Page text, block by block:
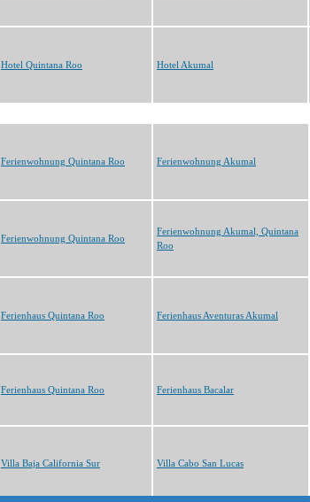
Hotel Quintana Roo Hotel Akumal
Ferienwohnung Quintana Roo Ferienwohnung Akumal
Ferienwohnung Quintana Roo
Ferienwohnung Akumal, Quintana
Roo
Ferienhaus Quintana Roo Ferienhaus Aventuras Akumal
Ferienhaus Quintana Roo Ferienhaus Bacalar
Villa Baja California Sur Villa Cabo San Lucas